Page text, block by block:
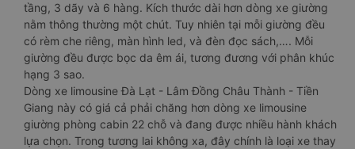
tầng, 3 dãy và 6 hàng. Kích thước dài hơn dòng xe giường
nằm thông thường một chút. Tuy nhiên tại mỗi giường đều
có rèm che riêng, màn hình led, và đèn đọc sách,…. Mỗi
giường đều được bọc da êm ái, tương đương với phân khúc
hạng 3 sao.
Dòng xe limousine Đà Lạt - Lâm Đồng Châu Thành - Tiền
Giang này có giá cả phải chăng hơn dòng xe limousine
giường phòng cabin 22 chỗ và đang được nhiều hành khách
lựa chọn. Trong tương lai không xa, đây chính là loại xe thay